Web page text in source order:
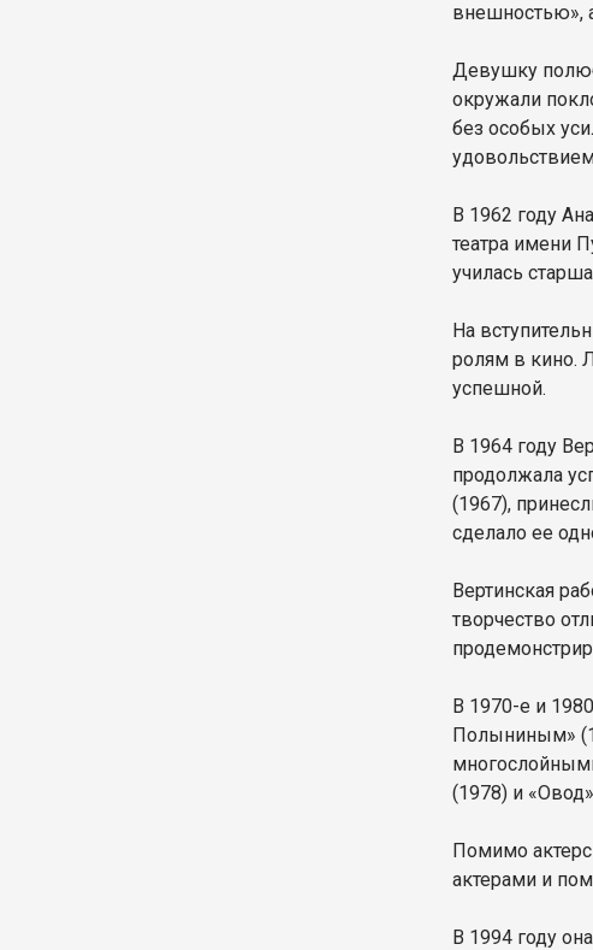
внешностью»,
Девушку
окружали
без особых
В 1962 году
театра имени
училась
На
ролям в кино.
успешной.
В 1964 году
продолжала
(1967),
сделало ее
Вертинская
творчество
В 1970-е и
Полыниным»
(1978) и
Помимо
актерами и
В 1994 году